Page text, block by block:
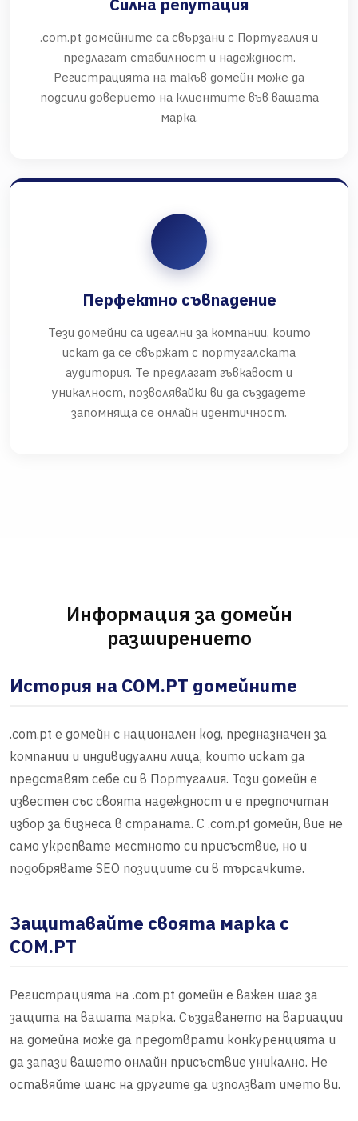
Силна репутация
.com.pt домейните са свързани с Португалия и
предлагат стабилност и надеждност.
Регистрацията на такъв домейн може да
подсили доверието на клиентите във вашата
марка.
Перфектно съвпадение
Тези домейни са идеални за компании, които
искат да се свържат с португалската
аудитория. Те предлагат гъвкавост и
уникалност, позволявайки ви да създадете
запомняща се онлайн идентичност.
Информация за домейн
разширението
История на COM.PT домейните
.com.pt е домейн с национален код, предназначен за
компании и индивидуални лица, които искат да
представят себе си в Португалия. Този домейн е
известен със своята надеждност и е предпочитан
избор за бизнеса в страната. С .com.pt домейн, вие не
само укрепвате местното си присъствие, но и
подобрявате SEO позициите си в търсачките.
Защитавайте своята марка с
COM.PT
Регистрацията на .com.pt домейн е важен шаг за
защита на вашата марка. Създаването на вариации
на домейна може да предотврати конкуренцията и
да запази вашето онлайн присъствие уникално. Не
оставяйте шанс на другите да използват името ви.